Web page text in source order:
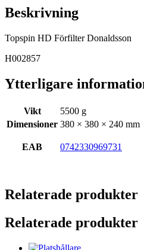
Beskrivning
Topspin HD Förfilter Donaldsson
H002857
Ytterligare
Vikt
5500 g
Dimensioner 380 × 380 × 240 mm
EAB 0742330969731
Relaterade produkter
Relaterade produkter